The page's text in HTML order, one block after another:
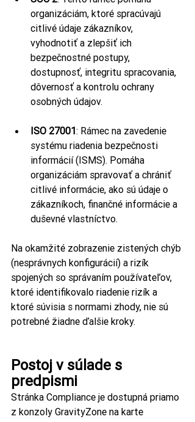
organizáciám, ktoré spracúvajú
citlivé údaje zákazníkov,
vyhodnotiť a zlepšiť ich
bezpečnostné postupy,
dostupnosť, integritu spracovania,
dôvernosť a kontrolu ochrany
osobných údajov.
ISO 27001: Rámec na zavedenie
systému riadenia bezpečnosti
informácií (ISMS). Pomáha
organizáciám spravovať a chrániť
citlivé informácie, ako sú údaje o
zákazníkoch, finančné informácie a
duševné vlastníctvo.
Na okamžité zobrazenie zistených chýb
(nesprávnych konfigurácií) a rizík
spojených so správaním používateľov,
ktoré identifikovalo riadenie rizík a
ktoré súvisia s normami zhody, nie sú
potrebné žiadne ďalšie kroky.
Postoj v súlade s
predpismi
Stránka Compliance je dostupná priamo
z konzoly GravityZone na karte